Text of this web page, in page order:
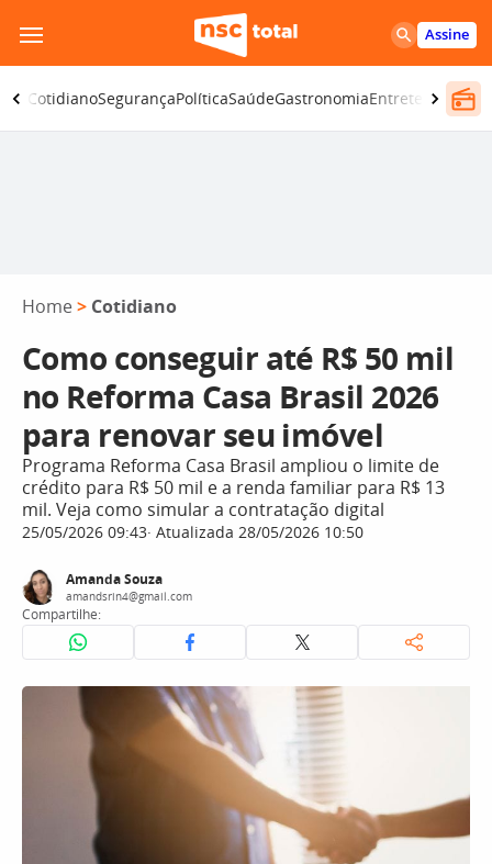
para
o
conteúdo
Assine
CotidianoSegurançaPolíticaSaúdeGastronomiaEntretenimento
Home > Cotidiano
Como conseguir até R$ 50 mil
no Reforma Casa Brasil 2026
para renovar seu imóvel
Programa Reforma Casa Brasil ampliou o limite de
crédito para R$ 50 mil e a renda familiar para R$ 13
mil. Veja como simular a contratação digital
25/05/2026 09:43 Atualizada 28/05/2026 10:50
Amanda Souza
amandsrin4@gmail.com
Compartilhe: